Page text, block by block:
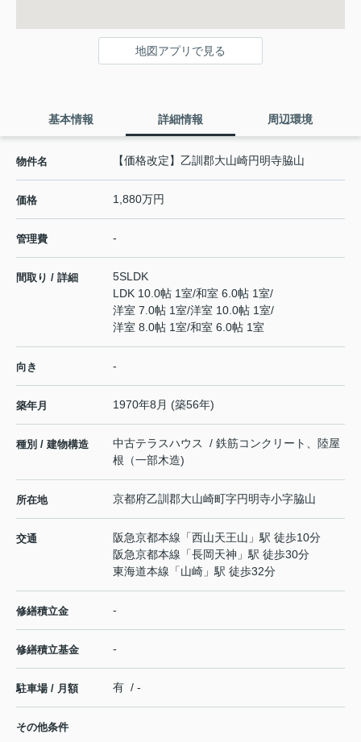
地図アプリで見る
基本情報 詳細情報 周辺環境
物件名 【価格改定】乙訓郡大山崎円明寺脇山
価格 1,880万円
管理費 -
間取り / 詳細
5SLDK
LDK 10.0帖 1室/和室 6.0帖 1室/
洋室 7.0帖 1室/洋室 10.0帖 1室/
洋室 8.0帖 1室/和室 6.0帖 1室
向き -
築年月 1970年8月 (築56年)
種別 / 建物構造
中古テラスハウス / 鉄筋コンクリート、陸屋
根（一部木造)
所在地 京都府乙訓郡大山崎町字円明寺小字脇山
交通 阪急京都本線 「西山天王山 」駅 徒歩10分
阪急京都本線 「長岡天神 」駅 徒歩30分
東海道本線 「山崎 」駅 徒歩32分
修繕積立金 -
修繕積立基金 -
駐車場 / 月額 有 / -
その他条件